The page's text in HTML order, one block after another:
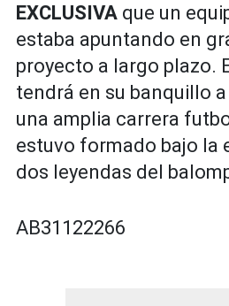
EXCLUSIVA que un
estaba apuntando en
proyecto a largo plazo.
tendrá en su banquillo
una amplia carrera
estuvo formado bajo la
dos leyendas del
AB31122266